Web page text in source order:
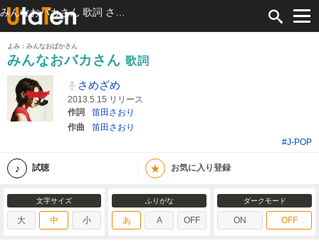
よみ：みんなおばかさん
みんなおバカさん 歌詞
さめざめ
2013.5.15 リリース
作詞
笛田さおり
作曲
笛田さおり
#J-POP
試聴 ★ お気に入り登録
文字サイズ
大 中 小
ふりがな
あ A OFF
ダークモード
ON OFF